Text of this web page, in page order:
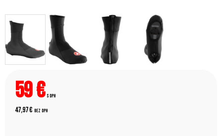
59€ s DPH
47,97 € bez DPH